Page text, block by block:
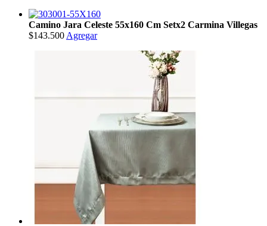
Camino Jara Celeste 55x160 Cm Setx2 Carmina Villegas
$143.500 Agregar